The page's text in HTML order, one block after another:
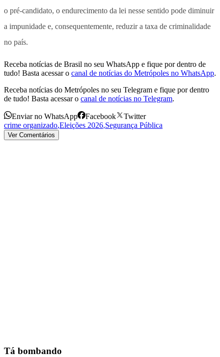
o pré-candidato, o endurecimento da lei nesse sentido pode diminuir
a impunidade e, consequentemente, reduzir a taxa de criminalidade
no país.
Receba notícias de Brasil no seu WhatsApp e fique por dentro de
tudo! Basta acessar o canal de notícias do Metrópoles no WhatsApp.
Receba notícias do Metrópoles no seu Telegram e fique por dentro
de tudo! Basta acessar o canal de notícias no Telegram.
Enviar no WhatsApp Facebook
Twitter
crime organizado,Eleições 2026,Segurança Pública
Ver Comentários
Tá bombando